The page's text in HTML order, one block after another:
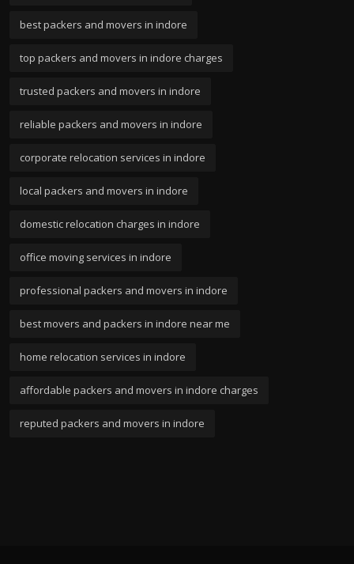
best packers and movers in indore
top packers and movers in indore charges
trusted packers and movers in indore
reliable packers and movers in indore
corporate relocation services in indore
local packers and movers in indore
domestic relocation charges in indore
office moving services in indore
professional packers and movers in indore
best movers and packers in indore near me
home relocation services in indore
affordable packers and movers in indore charges
reputed packers and movers in indore